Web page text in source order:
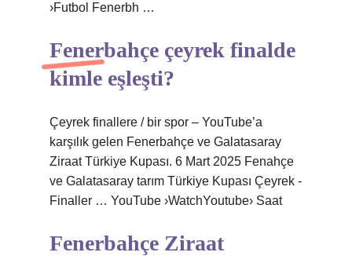
›Futbol Fenerbh …
Fenerbahçe çeyrek finalde
kimle eşleşti?
Çeyrek finallere / bir spor – YouTube’a
karşılık gelen Fenerbahçe ve Galatasaray
Ziraat Türkiye Kupası. 6 Mart 2025 Fenahçe
ve Galatasaray tarım Türkiye Kupası Çeyrek -
Finaller … YouTube ›WatchYoutube› Saat
Fenerbahçe Ziraat